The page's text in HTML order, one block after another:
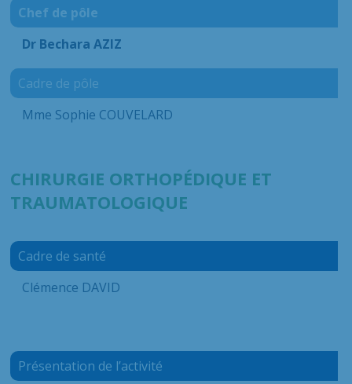
Chef de pôle
Dr Bechara AZIZ
Cadre de pôle
Mme Sophie COUVELARD
CHIRURGIE ORTHOPÉDIQUE ET
TRAUMATOLOGIQUE
Cadre de santé
Clémence DAVID
Présentation de l’activité